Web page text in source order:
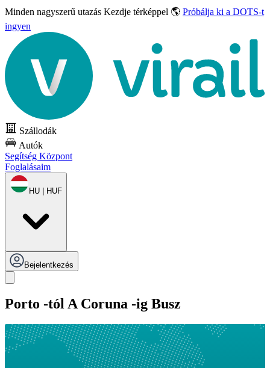
Minden nagyszerű utazás Kezdje térképpel 🌎 Próbálja ki a DOTS-t
ingyen
Szállodák
Autók
Segítség Központ
Foglalásaim
HU | HUF
Bejelentkezés
Porto -tól A Coruna -ig Busz